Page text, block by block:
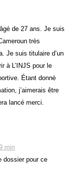
de 27 ans. Je suis
très
Je suis titulaire d’un
à L’INJS pour le
Étant donné
j’aimerais être
lancé merci.
min
dossier pour ce